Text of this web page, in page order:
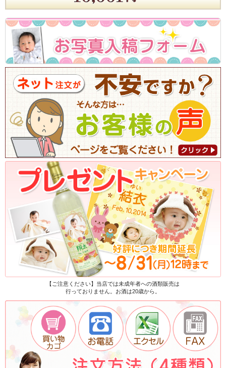
【ご注意ください】当店では未成年者への酒類販売は
行っておりません。お酒は20歳から。